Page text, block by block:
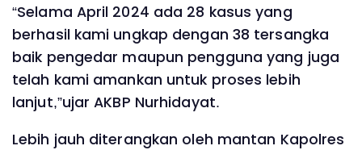
“Selama April 2024 ada 28 kasus yang
berhasil kami ungkap dengan 38 tersangka
baik pengedar maupun pengguna yang juga
telah kami amankan untuk proses lebih
lanjut,”ujar AKBP Nurhidayat.
Lebih jauh diterangkan oleh mantan Kapolres